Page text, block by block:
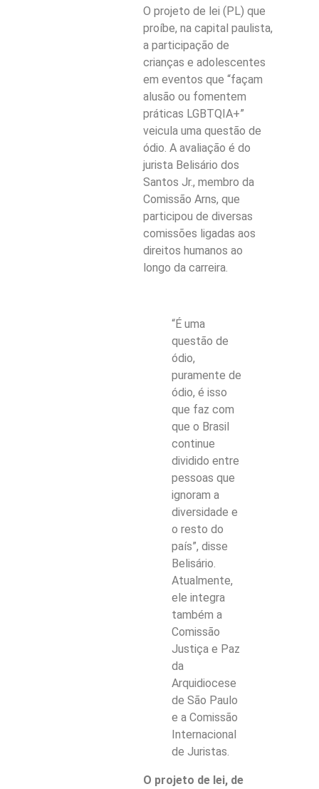
O projeto de lei (PL) que
proíbe, na capital paulista,
a participação de
crianças e adolescentes
em eventos que “façam
alusão ou fomentem
práticas LGBTQIA+”
veicula uma questão de
ódio. A avaliação é do
jurista Belisário dos
Santos Jr., membro da
Comissão Arns, que
participou de diversas
comissões ligadas aos
direitos humanos ao
longo da carreira.
“É uma
questão de
ódio,
puramente de
ódio, é isso
que faz com
que o Brasil
continue
dividido entre
pessoas que
ignoram a
diversidade e
o resto do
país”, disse
Belisário.
Atualmente,
ele integra
também a
Comissão
Justiça e Paz
da
Arquidiocese
de São Paulo
e a Comissão
Internacional
de Juristas.
O projeto de lei, de